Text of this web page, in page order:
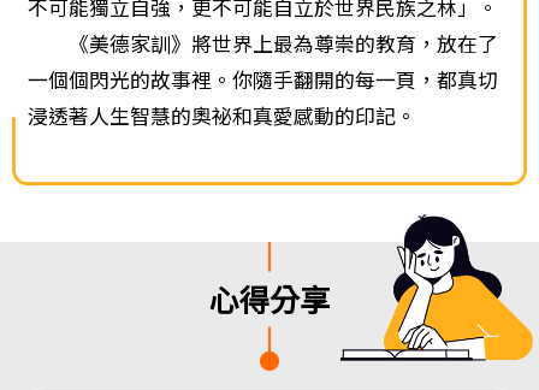
不可能獨立自強，更不可能自立於世界民族之林」。
《美德家訓》將世界上最為尊崇的教育，放在了
一個個閃光的故事裡。你隨手翻開的每一頁，都真切
浸透著人生智慧的奧祕和真愛感動的印記。
心得分享